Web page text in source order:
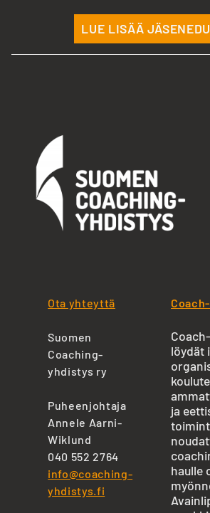
LUE LISÄÄ
Ota yhteyttä
Suomen
Coaching-
yhdistys ry
Puheenjohtaja
Annele Aarni-
Wiklund
040 552 2764
info@coaching-
yhdistys.fi
löydät
ja
haulle